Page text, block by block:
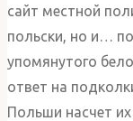
сайт местной
польски, но и…
упомянутого
ответ на
Польши насчет